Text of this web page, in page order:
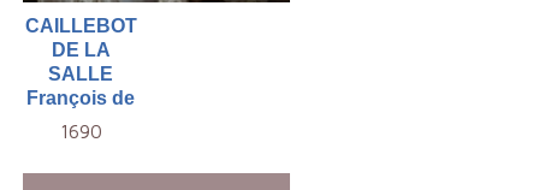
CAILLEBOT
DE LA
SALLE
François de
1690